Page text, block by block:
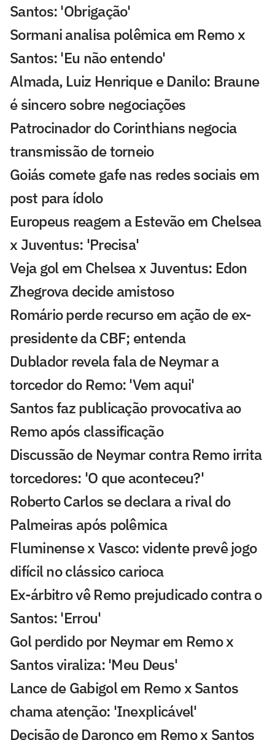
Santos: 'Obrigação'
Sormani analisa polêmica em Remo x
Santos: 'Eu não entendo'
Almada, Luiz Henrique e Danilo: Braune
é sincero sobre negociações
Patrocinador do Corinthians negocia
transmissão de torneio
Goiás comete gafe nas redes sociais em
post para ídolo
Europeus reagem a Estevão em Chelsea
x Juventus: 'Precisa'
Veja gol em Chelsea x Juventus: Edon
Zhegrova decide amistoso
Romário perde recurso em ação de ex-
presidente da CBF; entenda
Dublador revela fala de Neymar a
torcedor do Remo: 'Vem aqui'
Santos faz publicação provocativa ao
Remo após classificação
Discussão de Neymar contra Remo irrita
torcedores: 'O que aconteceu?'
Roberto Carlos se declara a rival do
Palmeiras após polêmica
Fluminense x Vasco: vidente prevê jogo
difícil no clássico carioca
Ex-árbitro vê Remo prejudicado contra o
Santos: 'Errou'
Gol perdido por Neymar em Remo x
Santos viraliza: 'Meu Deus'
Lance de Gabigol em Remo x Santos
chama atenção: 'Inexplicável'
Decisão de Daronco em Remo x Santos